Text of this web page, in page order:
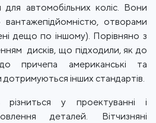
автомобільних коліс. Вони
вантажепідйомністю, отворами
дещо по іншому). Порівняно з
дисків, що підходили, як до
причепа американські та
інших стандартів.
різниться у проектуванні і
деталей. Вітчизняні